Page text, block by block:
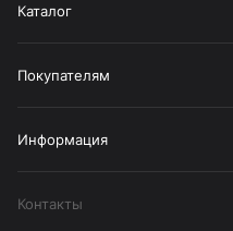
Каталог
Покупателям
Информация
Контакты